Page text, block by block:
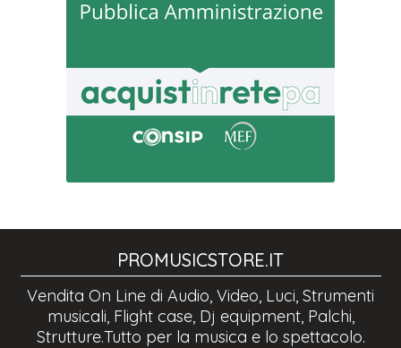
PROMUSICSTORE.IT
Vendita On Line di Audio, Video, Luci, Strumenti
musicali, Flight case, Dj equipment, Palchi,
Strutture.Tutto per la musica e lo spettacolo.